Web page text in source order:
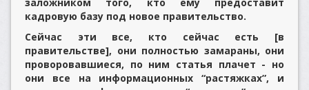
кадровую базу под новое правительство.
Сейчас эти все, кто сейчас есть [в
правительстве], они полностью замараны, они
проворовавшиеся, по ним статья плачет - но
они все на информационных “растяжках”, и